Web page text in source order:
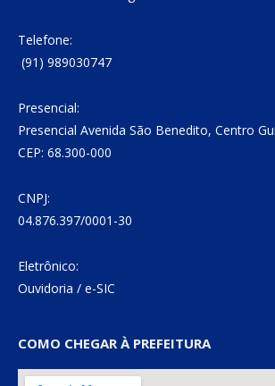
Telefone:
(91) 989030747
Presencial:
Presencial Avenida São Benedito, Centro
CEP: 68.300-000
CNPJ:
04.876.397/0001-30
Eletrônico:
Ouvidoria / e-SIC
COMO CHEGAR À PREFEITURA